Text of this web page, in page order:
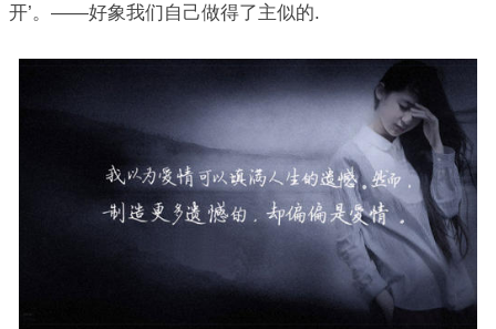
开’。——好象我们自己做得了主似的.